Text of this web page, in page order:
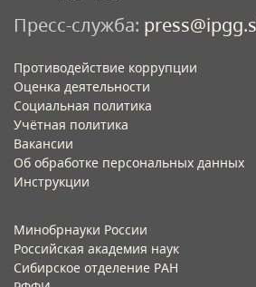
Пресс-служба:
Противодействие коррупции
Оценка деятельности
Социальная политика
Учётная политика​
Вакансии​
Об обработке персональных данных​
Инструкции​
Минобрнауки России
Российская академия наук
Сибирское отделение РАН